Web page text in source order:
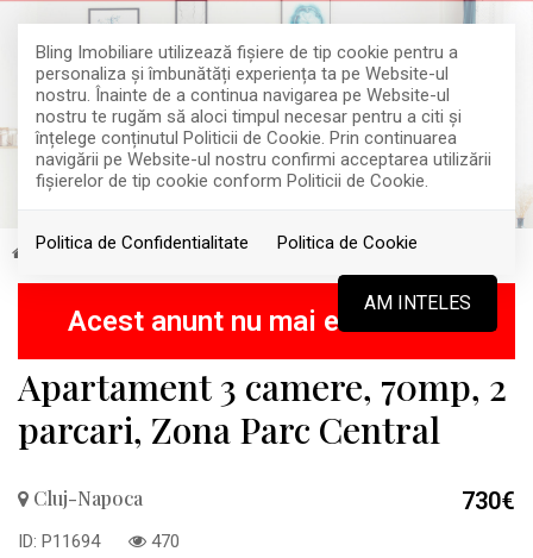
Bling Imobiliare utilizează fişiere de tip cookie pentru a
personaliza și îmbunătăți experiența ta pe Website-ul
nostru. Înainte de a continua navigarea pe Website-ul
nostru te rugăm să aloci timpul necesar pentru a citi și
înțelege conținutul Politicii de Cookie. Prin continuarea
navigării pe Website-ul nostru confirmi acceptarea utilizării
fişierelor de tip cookie conform Politicii de Cookie.
Politica de Confidentialitate Politica de Cookie
AM INTELES
Inchiriere Apartamente Cluj-Napoca
Acest anunt nu mai este activ !
Apartament 3 camere, 70mp, 2
parcari, Zona Parc Central
Cluj-Napoca 730€
ID: P11694 470